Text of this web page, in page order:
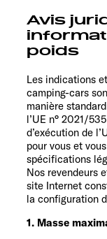
Avis
poids
Les indications
camping-cars
manière
l’UE n° 2021/
d’exécution de
pour vous et
spécifications
Nos revendeurs
site Internet
la configuration
1. Masse